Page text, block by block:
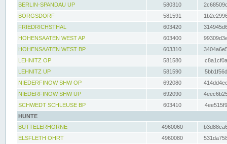
BERLIN-SPANDAU UP
580310
BORGSDORF
581591
FRIEDRICHSTHAL
603420
HOHENSAATEN WEST AP
603400
HOHENSAATEN WEST BP
603310
LEHNITZ OP
581580
LEHNITZ UP
581590
NIEDERFINOW SHW OP
692080
NIEDERFINOW SHW UP
692090
SCHWEDT SCHLEUSE BP
603410
HUNTE
BUTTELERHÖRNE
4960060
ELSFLETH OHRT
4960080